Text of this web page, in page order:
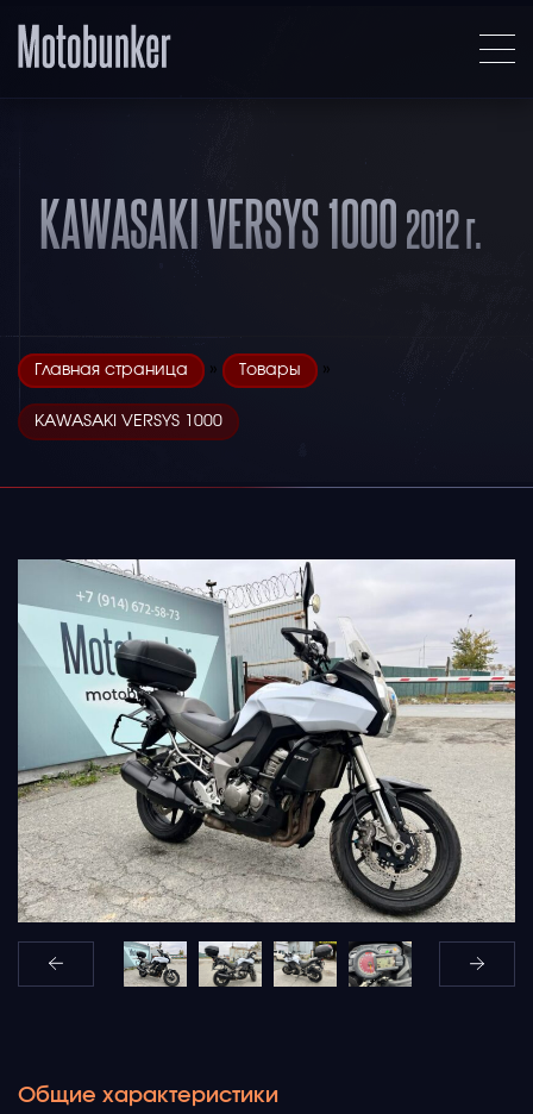
KAWASAKI VERSYS 10002012 г.
Главная страница » Товары »
KAWASAKI VERSYS 1000
Общие характеристики